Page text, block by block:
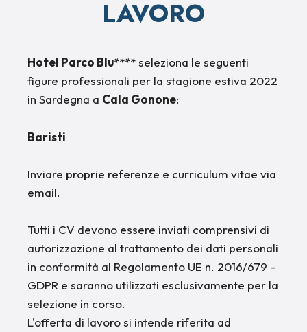
LAVORO
Hotel Parco Blu**** seleziona le seguenti
figure professionali per la stagione estiva 2022
in Sardegna a Cala Gonone:
Baristi
Inviare proprie referenze e curriculum vitae via
email.
Tutti i CV devono essere inviati comprensivi di
autorizzazione al trattamento dei dati personali
in conformità al Regolamento UE n. 2016/679 -
GDPR e saranno utilizzati esclusivamente per la
selezione in corso.
L'offerta di lavoro si intende riferita ad